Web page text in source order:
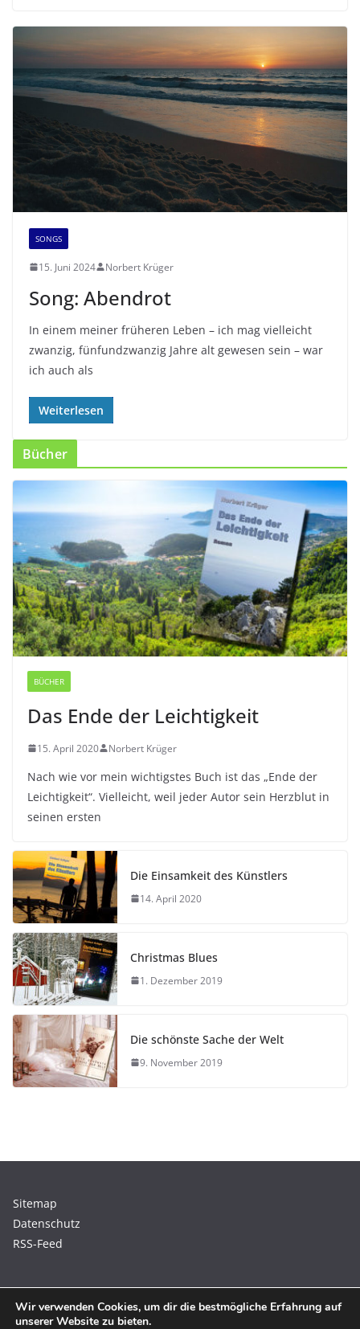
SONGS
15. Juni 2024 Norbert Krüger
Song: Abendrot
In einem meiner früheren Leben – ich mag vielleicht
zwanzig, fünfundzwanzig Jahre alt gewesen sein – war
ich auch als
Weiterlesen
Bücher
BÜCHER
Das Ende der Leichtigkeit
15. April 2020 Norbert Krüger
Nach wie vor mein wichtigstes Buch ist das „Ende der
Leichtigkeit“. Vielleicht, weil jeder Autor sein Herzblut in
seinen ersten
Die Einsamkeit des Künstlers
14. April 2020
Christmas Blues
1. Dezember 2019
Die schönste Sache der Welt
9. November 2019
Sitemap
Datenschutz
RSS-Feed
Wir verwenden Cookies, um dir die bestmögliche Erfahrung auf
unserer Website zu bieten.